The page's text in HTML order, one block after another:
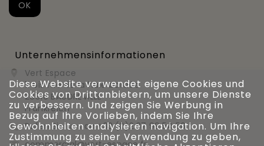
Unternehmensinformationen

Vert Espace
11 bis rue de la haie bardée
28310 BAUDREVILLE
Frankreich
 Rufen Sie uns an +33 (0)2 37 99 54 56
Diese Website verwendet eigene Cookies und
Cookies von Drittanbietern, um unsere Dienste
zu verbessern. Und zeigen Sie Werbung in
Bezug auf Ihre Vorlieben, indem Sie Ihre
Gewohnheiten analysieren navigation. Um Ihre
Zustimmung zu seiner Verwendung zu geben,